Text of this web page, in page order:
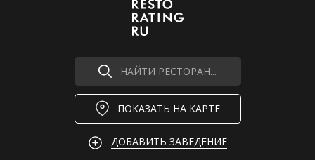
НАЙТИ РЕСТОРАН...
ПОКАЗАТЬ НА КАРТЕ
ДОБАВИТЬ ЗАВЕДЕНИЕ